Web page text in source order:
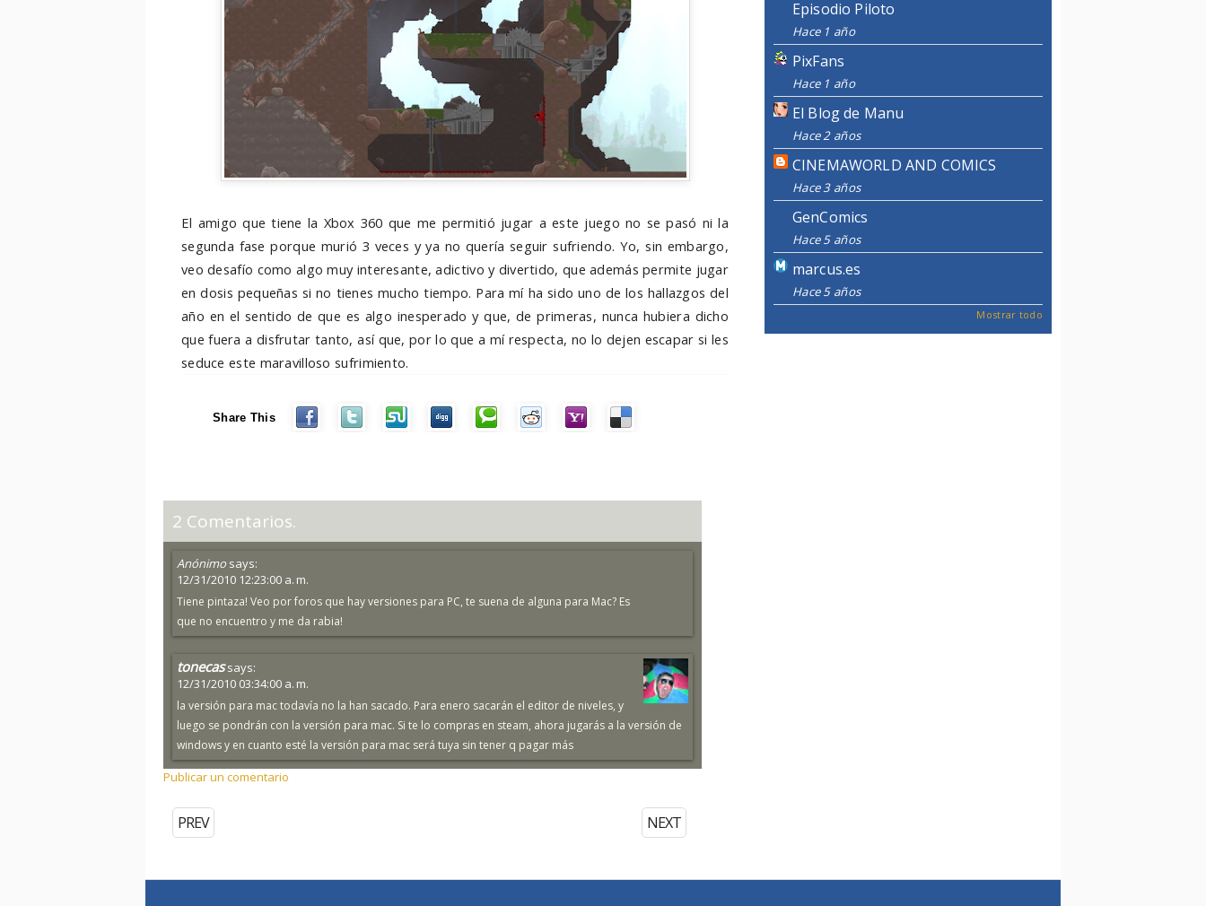
El amigo que tiene la Xbox 360 que me permitió jugar a este juego no se pasó ni la
segunda fase porque murió 3 veces y ya no quería seguir sufriendo. Yo, sin embargo,
veo desafío como algo muy interesante, adictivo y divertido, que además permite jugar
en dosis pequeñas si no tienes mucho tiempo. Para mí ha sido uno de los hallazgos del
año en el sentido de que es algo inesperado y que, de primeras, nunca hubiera dicho
que fuera a disfrutar tanto, así que, por lo que a mí respecta, no lo dejen escapar si les
seduce este maravilloso sufrimiento.
Share This
2 Comentarios.
Anónimo says:
12/31/2010 12:23:00 a. m.
Tiene pintaza! Veo por foros que hay versiones para PC, te suena de alguna para Mac? Es
que no encuentro y me da rabia!
tonecas says:
12/31/2010 03:34:00 a. m.
la versión para mac todavía no la han sacado. Para enero sacarán el editor de niveles, y
luego se pondrán con la versión para mac. Si te lo compras en steam, ahora jugarás a la versión de
windows y en cuanto esté la versión para mac será tuya sin tener q pagar más
Publicar un comentario
NEXT
PREV
Episodio Piloto
Hace 1 año
PixFans
Hace 1 año
El Blog de Manu
Hace 2 años
CINEMAWORLD AND COMICS
Hace 3 años
GenComics
Hace 5 años
marcus.es
Hace 5 años
Mostrar todo